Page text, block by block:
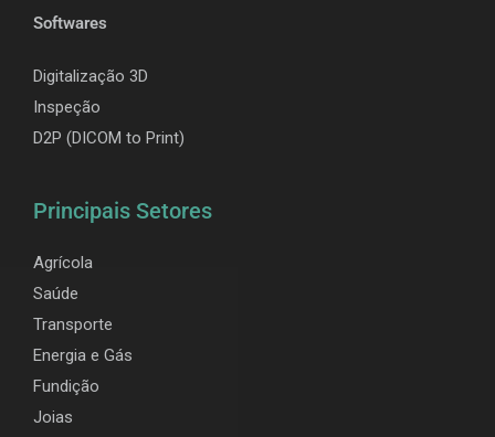
Softwares
Digitalização 3D
Inspeção
D2P (DICOM to Print)
Principais Setores
Agrícola
Saúde
Transporte
Energia e Gás
Fundição
Joias